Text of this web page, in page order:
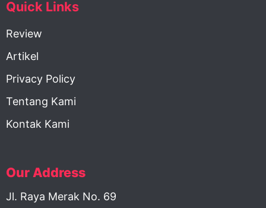
Quick Links
Review
Artikel
Privacy Policy
Tentang Kami
Kontak Kami
Our Address
Jl. Raya Merak No. 69